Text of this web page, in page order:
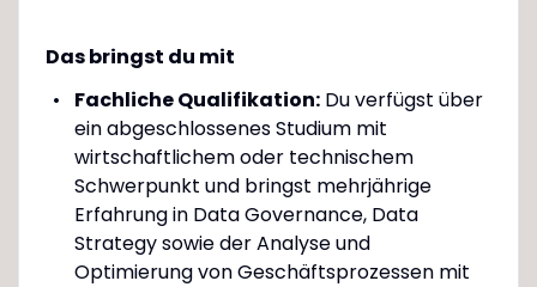
Das bringst du mit
Fachliche Qualifikation:Du verfügst über
ein abgeschlossenes Studium mit
wirtschaftlichem oder technischem
Schwerpunkt und bringst mehrjährige
Erfahrung in Data Governance, Data
Strategy sowie der Analyse und
Optimierung von Geschäftsprozessen mit